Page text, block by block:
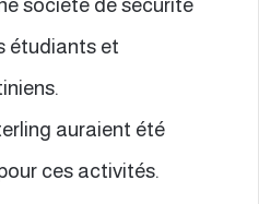
société de sécurité
étudiants et
auraient été
ces activités.